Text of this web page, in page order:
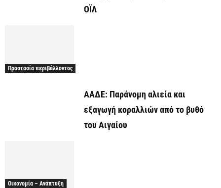
ΟΪΛ
Προστασία περιβάλλοντος
ΑΑΔΕ: Παράνομη αλιεία και
εξαγωγή κοραλλιών από το βυθό
του Αιγαίου
Οικονομία – Ανάπτυξη